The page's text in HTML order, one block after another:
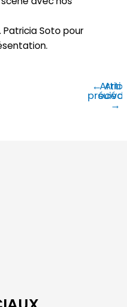
Patricia Soto pour
←
→